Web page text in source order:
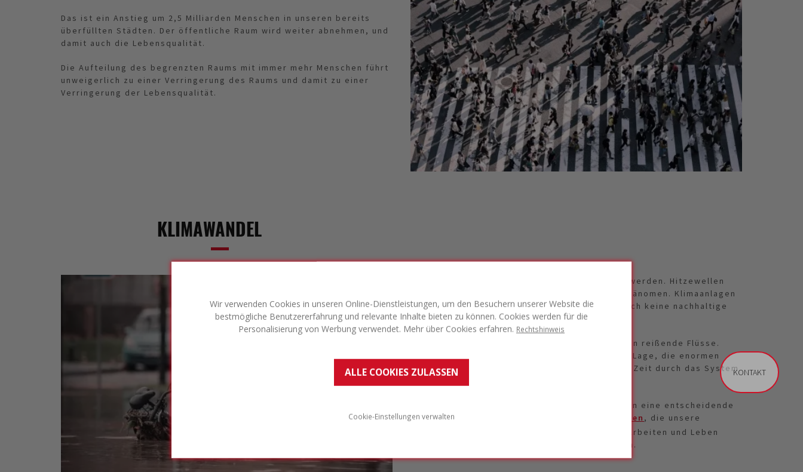
Wir verwenden Cookies in unseren Online-Dienstleistungen, um den Besuchern unserer Website die
bestmögliche Benutzererfahrung und relevante Inhalte bieten zu können. Cookies werden für die
Personalisierung von Werbung verwendet. Mehr über Cookies erfahren. Rechtshinweis
ALLE COOKIES ZULASSEN
Cookie-Einstellungen verwalten
Das ist ein Anstieg um 2,5 Milliarden Menschen in unseren bereits
überfüllten Städten. Der öffentliche Raum wird weiter abnehmen, und
damit auch die Lebensqualität.
Die Aufteilung des begrenzten Raums mit immer mehr Menschen führt
unweigerlich zu einer Verringerung des Raums und damit zu einer
Verringerung der Lebensqualität.
KLIMAWANDEL
Heißere Sommer lassen unsere Städte schwül werden. Hitzewellen
sind inzwischen ein immer wiederkehrendes Phänomen. Klimaanlagen
allein werden keine Lösung sein. Und sie ist auch keine nachhaltige
Lösung.
Starke Regenfälle verwandeln unsere Straßen in reißende Flüsse.
Unser Abwassersystem ist einfach nicht in der Lage, die enormen
Wassermengen zu bewältigen, die in so kurzer Zeit durch das System
Architekten, Stadtplaner und Ingenieure spielen eine entscheidende
Rolle bei der Entwicklung
nachhaltiger Lösungen , die unsere
überfüllten Städte zu angenehmen Orten zum Arbeiten und Leben
gestalten, heute und in den kommenden Jahren.
KONTAKT